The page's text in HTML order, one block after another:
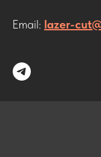
Email: lazer-